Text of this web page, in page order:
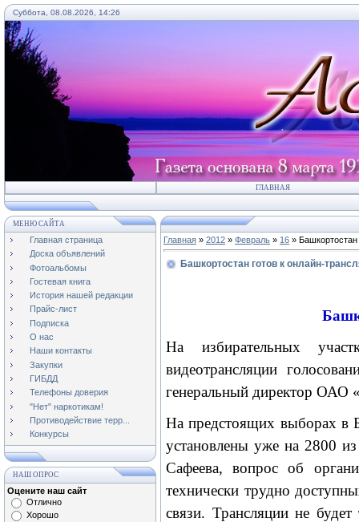
Суббота, 08.08.2026, 14:26
ГЛАВНАЯ
МЕНЮ САЙТА
Главная страница
Доска объявлений
Фотоальбомы
Гостевая книга
История нашей редакции
Прайс-лист
Подписка
О нас
Наши контакты
Закупки
ГИБДД
Телефоны доверия
"Нет" наркотикам!
Противодействие терр...
Конкурсы
НАШ ОПРОС
Оцените наш сайт
Отлично
Хорошо
Главная » 2012 » Февраль » 16 » Башкортостан
Башкортостан готов к онлайн-
На избирательных
видеотрансляции
генеральный директор ОАО
На предстоящих выборах в
установлены уже на 2800
Сафеева, вопрос об
технически трудно
связи. Трансляции не